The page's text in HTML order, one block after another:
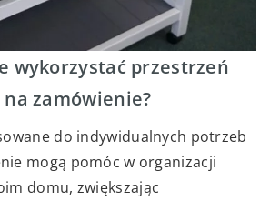
wykorzystać przestrzeń
zamówienie?
do indywidualnych potrzeb
mogą pomóc w organizacji
domu, zwiększając